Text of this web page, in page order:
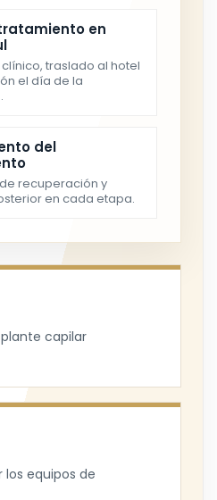
en
traslado al hotel
el día de la
del
recuperación y
en cada etapa.
capilar
los equipos de